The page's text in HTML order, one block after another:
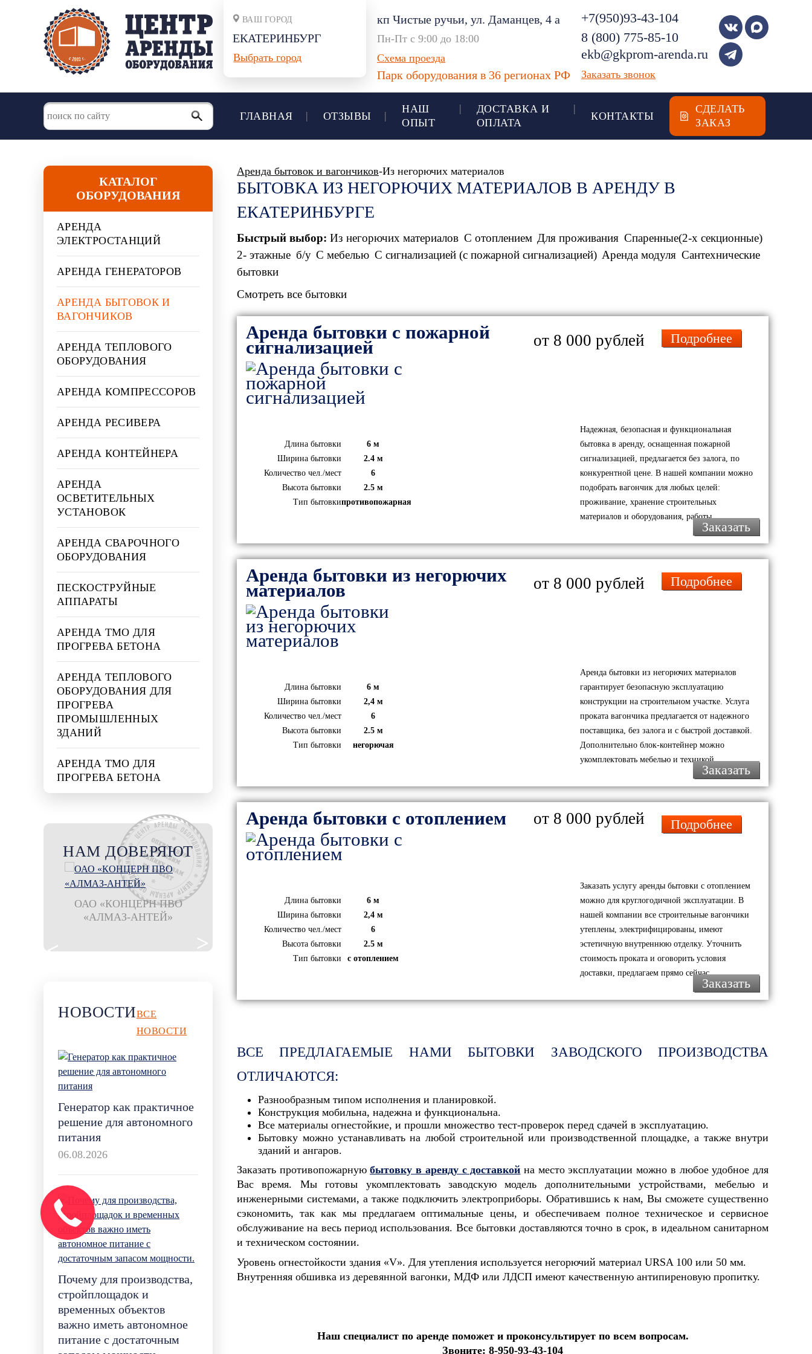
ВАШ ГОРОД
ЕКАТЕРИНБУРГ
Выбрать город
кп Чистые ручьи, ул. Даманцев, 4 а
Пн-Пт с 9:00 до 18:00
Схема проезда
Парк оборудования в 36 регионах РФ
+7(950)93-43-104
8 (800) 775-85-10
ekb@gkprom-arenda.ru
Заказать звонок
ГЛАВНАЯ ОТЗЫВЫ
НАШ
ОПЫТ
ДОСТАВКА И
ОПЛАТА
КОНТАКТЫ
СДЕЛАТЬ
ЗАКАЗ
КАТАЛОГ
ОБОРУДОВАНИЯ
АРЕНДА
ЭЛЕКТРОСТАНЦИЙ
АРЕНДА ГЕНЕРАТОРОВ
АРЕНДА БЫТОВОК И
ВАГОНЧИКОВ
АРЕНДА ТЕПЛОВОГО
ОБОРУДОВАНИЯ
АРЕНДА КОМПРЕССОРОВ
АРЕНДА РЕСИВЕРА
АРЕНДА КОНТЕЙНЕРА
АРЕНДА
ОСВЕТИТЕЛЬНЫХ
УСТАНОВОК
АРЕНДА СВАРОЧНОГО
ОБОРУДОВАНИЯ
ПЕСКОСТРУЙНЫЕ
АППАРАТЫ
АРЕНДА ТМО ДЛЯ
ПРОГРЕВА БЕТОНА
АРЕНДА ТЕПЛОВОГО
ОБОРУДОВАНИЯ ДЛЯ
ПРОГРЕВА
ПРОМЫШЛЕННЫХ
ЗДАНИЙ
АРЕНДА ТМО ДЛЯ
ПРОГРЕВА БЕТОНА
НАМ ДОВЕРЯЮТ
ОАО «КОНЦЕРН ПВО
«АЛМАЗ-АНТЕЙ»
филиал ООО "Тиссен
Шахтбау Гмбх" Южного
рудника СКРУ-2
"Нефтегазстройинвест"
ОАО "Белсталь" горно
металлургический комбинат
НОВОСТИВСЕ
НОВОСТИ
Генератор как практичное
решение для автономного
питания
06.08.2026
Почему для производства,
стройплощадок и
временных объектов
важно иметь автономное
питание с достаточным
Аренда бытовок и вагончиков-Из негорючих материалов
БЫТОВКА ИЗ НЕГОРЮЧИХ МАТЕРИАЛОВ В АРЕНДУ В
ЕКАТЕРИНБУРГЕ
Быстрый выбор: Из негорючих материалов С отоплением Для проживания Спаренные(2-х секционные)
2- этажные б/у С мебелью С сигнализацией (с пожарной сигнализацией) Аренда модуля Сантехнические
бытовки
Смотреть все бытовки
Аренда бытовки с пожарной
сигнализацией от 8 000 рублей
Длина бытовки
6 м
Ширина бытовки
2.4 м
Количество чел./мест
6
Высота бытовки
2.5 м
Тип бытовкипротивопожарная
Подробнее
Заказать
Надежная, безопасная и функциональная
бытовка в аренду, оснащенная пожарной
сигнализацией, предлагается без залога, по
конкурентной цене. В нашей компании можно
подобрать вагончик для любых целей:
проживание, хранение строительных
материалов и оборудования, работы.
Аренда бытовки из негорючих
материалов от 8 000 рублей
Длина бытовки
6 м
Ширина бытовки
2,4 м
Количество чел./мест
6
Высота бытовки
2.5 м
Тип бытовки
негорючая
Подробнее
Заказать
Аренда бытовки из негорючих материалов
гарантирует безопасную эксплуатацию
конструкции на строительном участке. Услуга
проката вагончика предлагается от надежного
поставщика, без залога и с быстрой доставкой.
Дополнительно блок-контейнер можно
укомплектовать мебелью и техникой.
Аренда бытовки с отоплением от 8 000 рублей
Длина бытовки
6 м
Ширина бытовки
2,4 м
Количество чел./мест
6
Высота бытовки
2.5 м
Тип бытовки
с отоплением
Подробнее
Заказать
Заказать услугу аренды бытовки с отоплением
можно для круглогодичной эксплуатации. В
нашей компании все строительные вагончики
утеплены, электрифицированы, имеют
эстетичную внутреннюю отделку. Уточнить
стоимость проката и оговорить условия
доставки, предлагаем прямо сейчас.
ВСЕ ПРЕДЛАГАЕМЫЕ НАМИ БЫТОВКИ ЗАВОДСКОГО ПРОИЗВОДСТВА
ОТЛИЧАЮТСЯ:
Разнообразным типом исполнения и планировкой.
Конструкция мобильна, надежна и функциональна.
Все материалы огнестойкие, и прошли множество тест-проверок перед сдачей в эксплуатацию.
Бытовку можно устанавливать на любой строительной или производственной площадке, а также внутри
зданий и ангаров.
Заказать противопожарнуюбытовку в аренду с доставкой на место эксплуатации можно в любое удобное для
Вас время. Мы готовы укомплектовать заводскую модель дополнительными устройствами, мебелью и
инженерными системами, а также подключить электроприборы. Обратившись к нам, Вы сможете существенно
сэкономить, так как мы предлагаем оптимальные цены, и обеспечиваем полное техническое и сервисное
обслуживание на весь период использования. Все бытовки доставляются точно в срок, в идеальном санитарном
и техническом состоянии.
Уровень огнестойкости здания «V». Для утепления используется негорючий материал URSA 100 или 50 мм.
Внутренняя обшивка из деревянной вагонки, МДФ или ЛДСП имеют качественную антипиреновую пропитку.
Наш специалист по аренде поможет и проконсультирует по всем вопросам.
Звоните: 8-950-93-43-104